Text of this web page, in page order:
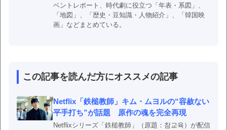
ベントレポート、時代劇に役立つ「年表・系図」、
「地図」、「歴史・豆知識・人物紹介」、「韓国映
画」などまとめている。
この記事を読んだ方にオススメの記事
Netflix「鉄槌教師」キム・ムヨルの“容赦ない
平手打ち”が話題 原作の魂を完全再現
Netflixシリーズ「鉄槌教師」（原題：참교육）が配信